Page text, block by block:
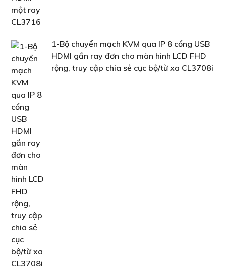
1-Bộ chuyển mạch KVM qua IP 8 cổng USB
HDMI gắn ray đơn cho màn hình LCD FHD
rộng, truy cập chia sẻ cục bộ/từ xa CL3708i